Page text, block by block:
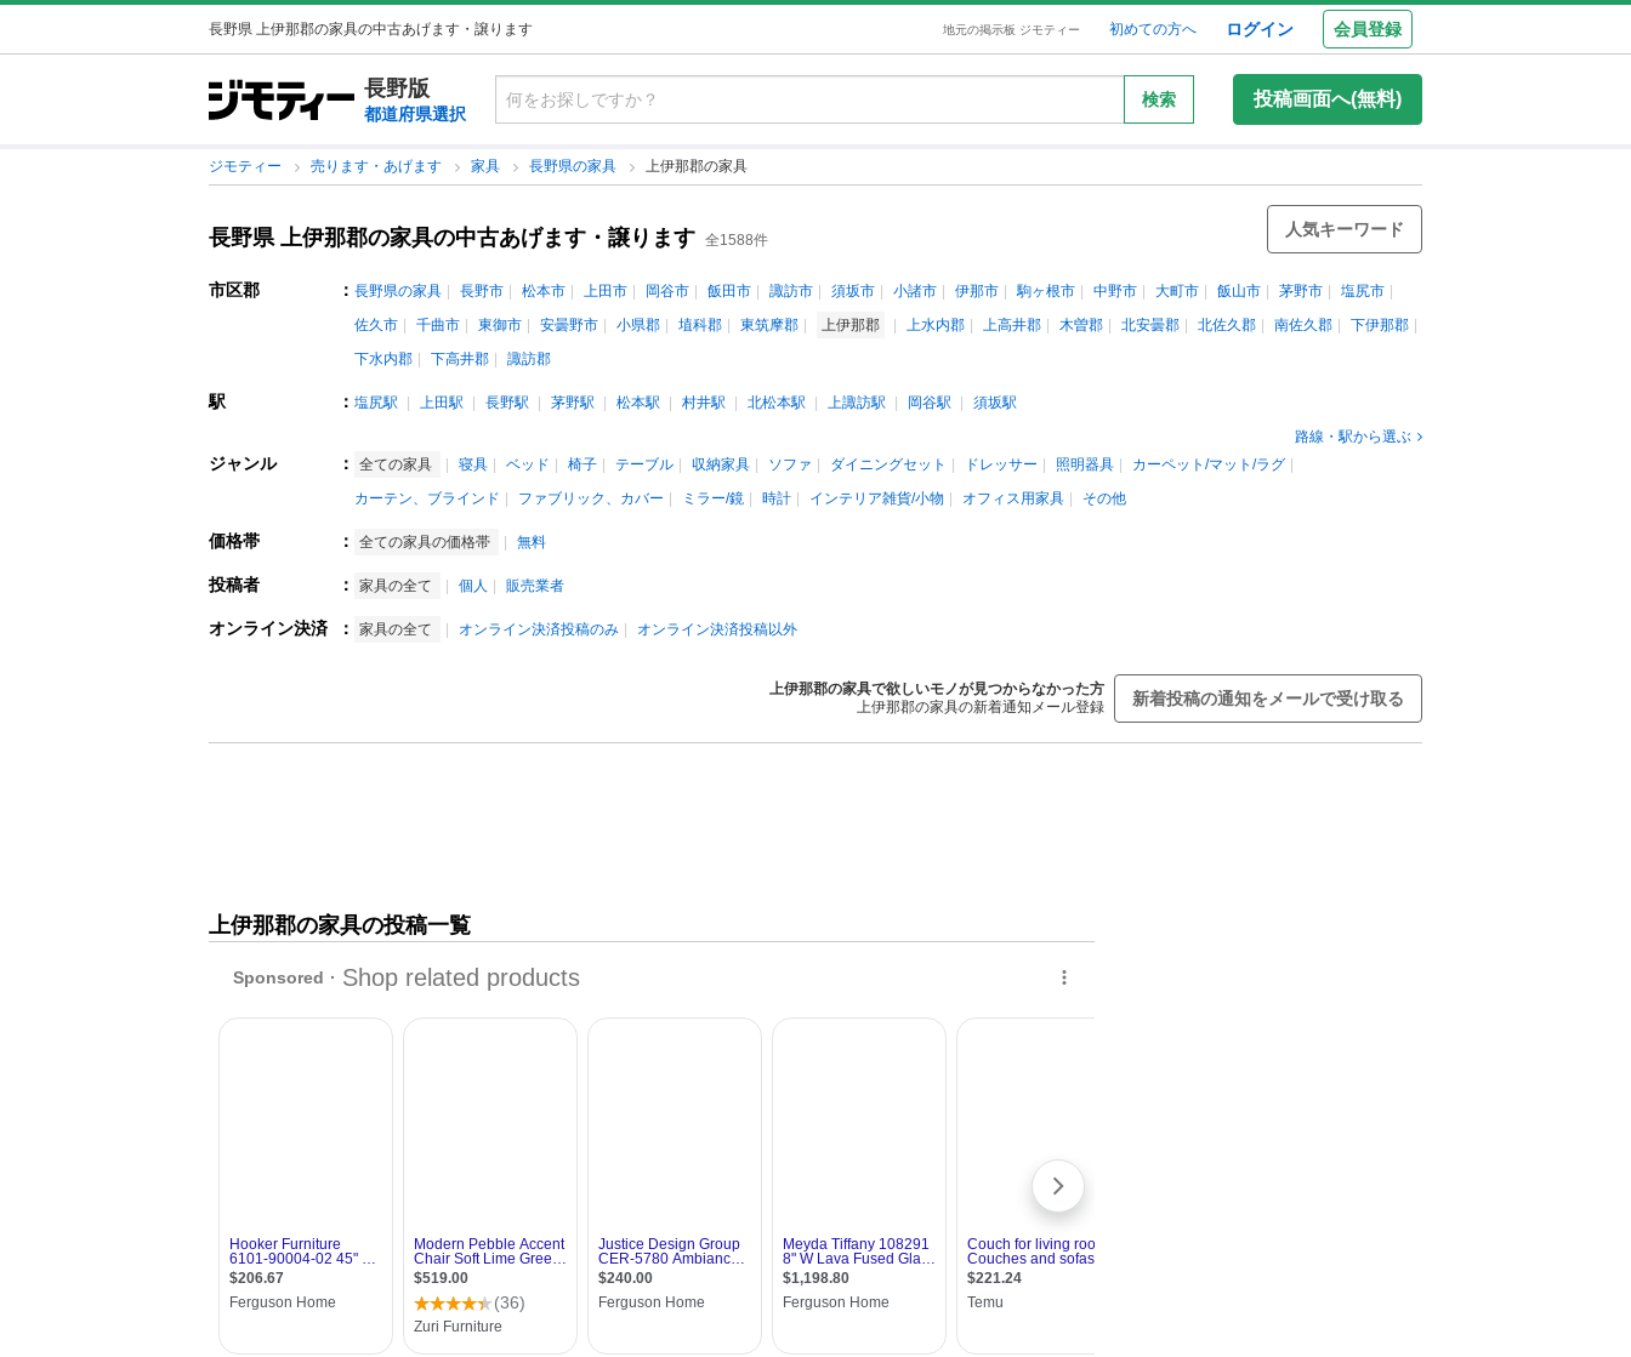
長野県 上伊那郡の家具の中古あげます・譲ります 地元の掲示板 ジモティー 初めての方へ ログイン 会員登録
長野版
都道府県選択
検索 投稿画面へ(無料)
ジモティー 売ります・あげます 家具 長野県の家具 上伊那郡の家具
長野県 上伊那郡の家具の中古あげます・譲ります 全1588件
人気キーワード
市区郡 ： 長野県の家具 長野市 松本市 上田市 岡谷市 飯田市 諏訪市 須坂市 小諸市 伊那市 駒ヶ根市 中野市 大町市 飯山市 茅野市
塩尻市
佐久市
千曲市 東御市 安曇野市 小県郡 埴科郡 東筑摩郡 上伊那郡 上水内郡 上高井郡 木曽郡 北安曇郡 北佐久郡 南佐久郡
下伊那郡
下水内郡
下高井郡 諏訪郡
駅 ： 塩尻駅 上田駅 長野駅 茅野駅 松本駅 村井駅 北松本駅 上諏訪駅 岡谷駅
須坂駅
路線・駅から選ぶ
ジャンル ： 全ての家具 寝具 ベッド 椅子 テーブル 収納家具 ソファ ダイニングセット ドレッサー 照明器具
カーペット/マット/ラグ
カーテン、ブラインド
ファブリック、カバー ミラー/鏡 時計 インテリア雑貨/小物 オフィス用家具 その他
価格帯 ： 全ての家具の価格帯 無料
投稿者 ： 家具の全て 個人 販売業者
オンライン決済 ： 家具の全て オンライン決済投稿のみ オンライン決済投稿以外
上伊那郡の家具で欲しいモノが見つからなかった方
上伊那郡の家具の新着通知メール登録
新着投稿の通知をメールで受け取る
上伊那郡の家具の投稿一覧